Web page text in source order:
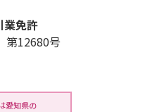
業免許
第12680号